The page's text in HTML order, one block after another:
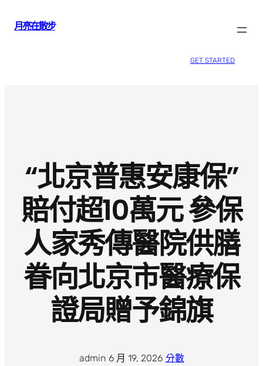
月亮在散步
GET STARTED
“北京普惠安康保”
賠付超10萬元 參保
人家秀傳醫院供膳
眷向北京市醫療保
證局贈予錦旗
admin· 6 月 19, 2026· 分數